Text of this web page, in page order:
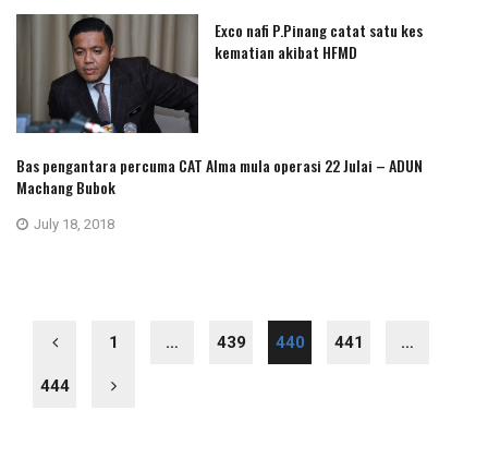
Exco nafi P.Pinang catat satu kes
kematian akibat HFMD
Bas pengantara percuma CAT Alma mula operasi 22 Julai – ADUN
Machang Bubok
July 18, 2018
1 … 439 440 441 …
444